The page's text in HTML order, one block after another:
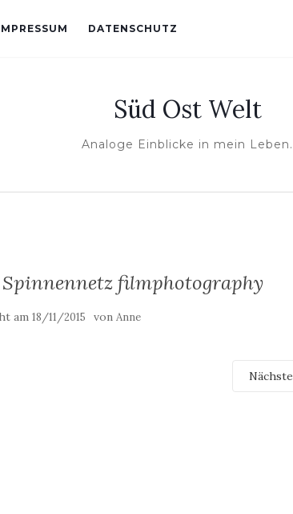
DATENSCHUTZ
Süd Ost Welt
Analoge Einblicke in mein Leben.
filmphotography
am 18/11/2015 von Anne
Nächste